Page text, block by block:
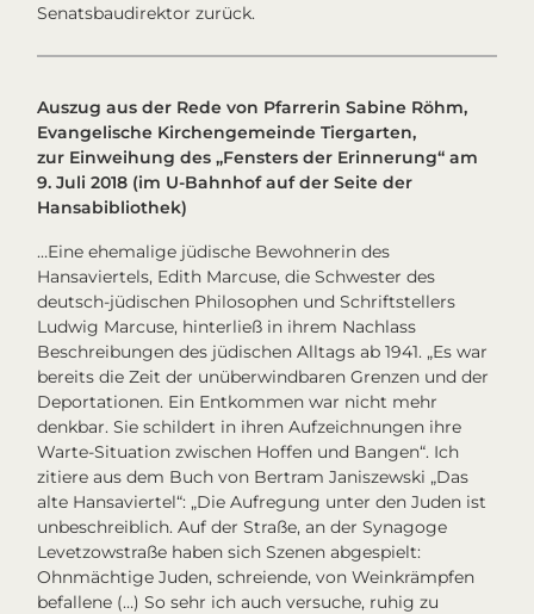
Senatsbaudirektor zurück.
Auszug aus der Rede von Pfarrerin Sabine Röhm,
Evangelische Kirchengemeinde Tiergarten,
zur Einweihung des „Fensters der Erinnerung“ am
9. Juli 2018 (im U-Bahnhof auf der Seite der
Hansabibliothek)
…Eine ehemalige jüdische Bewohnerin des
Hansaviertels, Edith Marcuse, die Schwester des
deutsch-jüdischen Philosophen und Schriftstellers
Ludwig Marcuse, hinterließ in ihrem Nachlass
Beschreibungen des jüdischen Alltags ab 1941. „Es war
bereits die Zeit der unüberwindbaren Grenzen und der
Deportationen. Ein Entkommen war nicht mehr
denkbar. Sie schildert in ihren Aufzeichnungen ihre
Warte-Situation zwischen Hoffen und Bangen“. Ich
zitiere aus dem Buch von Bertram Janiszewski „Das
alte Hansaviertel“: „Die Aufregung unter den Juden ist
unbeschreiblich. Auf der Straße, an der Synagoge
Levetzowstraße haben sich Szenen abgespielt:
Ohnmächtige Juden, schreiende, von Weinkrämpfen
befallene (…) So sehr ich auch versuche, ruhig zu